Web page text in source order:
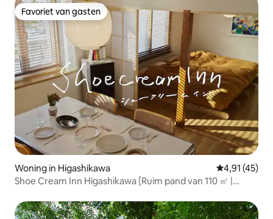
Favoriet van gasten
Favoriet van gasten
Woning in Higashikawa Gemiddelde
4,91 (45)
Shoe Cream Inn Higashikawa [Ruim pand van 110 ㎡ |